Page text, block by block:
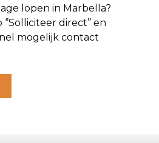
lopen in Marbella?
direct’’ en
mogelijk contact